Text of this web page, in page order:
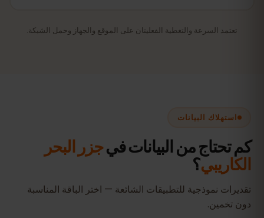
تعتمد السرعة والتغطية الفعليتان على الموقع والجهاز وحمل الشبكة.
استهلاك البيانات
كم تحتاج من البيانات فيجزر البحر
الكاريبي؟
تقديرات نموذجية للتطبيقات الشائعة — اختر الباقة المناسبة
دون تخمين.